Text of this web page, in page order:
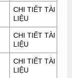
CHI TIẾT TÀI
LIỆU
CHI TIẾT TÀI
LIỆU
CHI TIẾT TÀI
LIỆU